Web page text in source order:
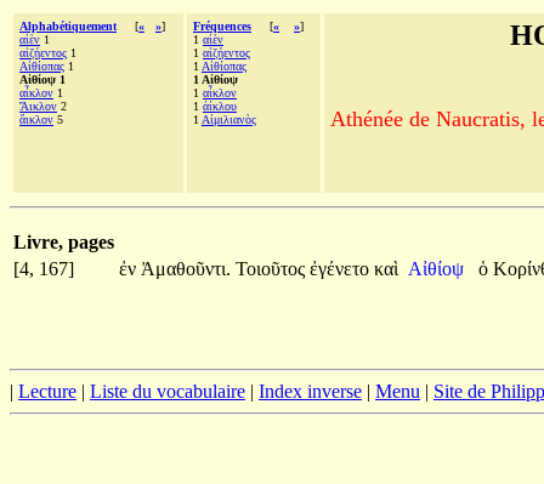
Alphabétiquement [« »]
αἰὲν 1
αἰζήεντος 1
Αἰθίοπας 1
Αἰθίοψ 1
αἶκλον 1
Ἄικλον 2
ἄικλον 5
Fréquences [« »]
1 αἰὲν
1 αἰζήεντος
1 Αἰθίοπας
1 Αἰθίοψ
1 αἶκλον
1 ἀίκλου
1 Αἰμιλιανὸς Athénée de Naucratis,
Livre, pages
[4, 167]
ἐν Ἀμαθοῦντι. Τοιοῦτος ἐγένετο καὶ Αἰθίοψ ὁ
| Lecture | Liste du vocabulaire | Index inverse | Menu | Site de